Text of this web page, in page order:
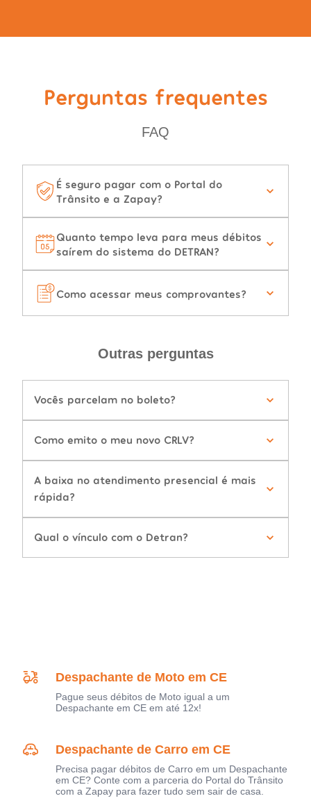
Perguntas frequentes
FAQ
É seguro pagar com o Portal do
Trânsito e a Zapay?
Quanto tempo leva para meus débitos
saírem do sistema do DETRAN?
Como acessar meus comprovantes?
Outras perguntas
Vocês parcelam no boleto?
Como emito o meu novo CRLV?
A baixa no atendimento presencial é mais
rápida?
Qual o vínculo com o Detran?
Despachante de Moto em CE
Pague seus débitos de Moto igual a um
Despachante em CE em até 12x!
Despachante de Carro em CE
Precisa pagar débitos de Carro em um Despachante
em CE? Conte com a parceria do Portal do Trânsito
com a Zapay para fazer tudo sem sair de casa.